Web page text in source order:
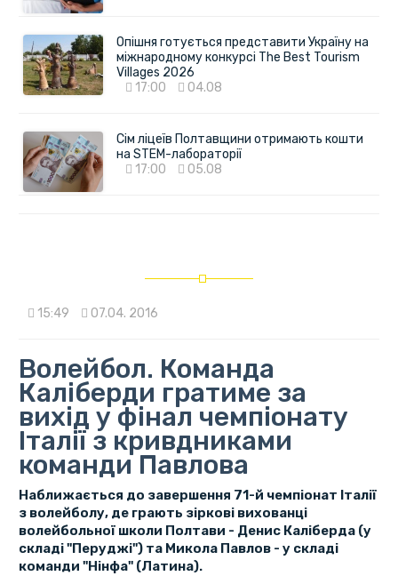
Опішня готується представити Україну на
міжнародному конкурсі The Best Tourism
Villages 2026
17:00
04.08
Сім ліцеїв Полтавщини отримають кошти
на STEM-лабораторії
17:00
05.08
15:49 07.04. 2016
Волейбол. Команда
Каліберди гратиме за
вихід у фінал чемпіонату
Італії з кривдниками
команди Павлова
Наближається до завершення 71-й чемпіонат Італії
з волейболу, де грають зіркові вихованці
волейбольної школи Полтави - Денис Каліберда (у
складі "Перуджі") та Микола Павлов - у складі
команди "Нінфа" (Латина).